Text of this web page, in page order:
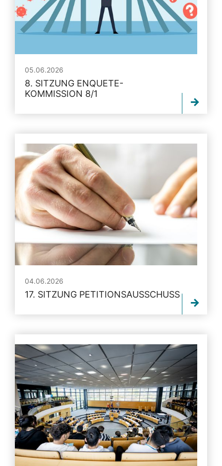
05.06.2026
8. SITZUNG ENQUETE-
KOMMISSION 8/1
04.06.2026
17. SITZUNG PETITIONSAUSSCHUSS